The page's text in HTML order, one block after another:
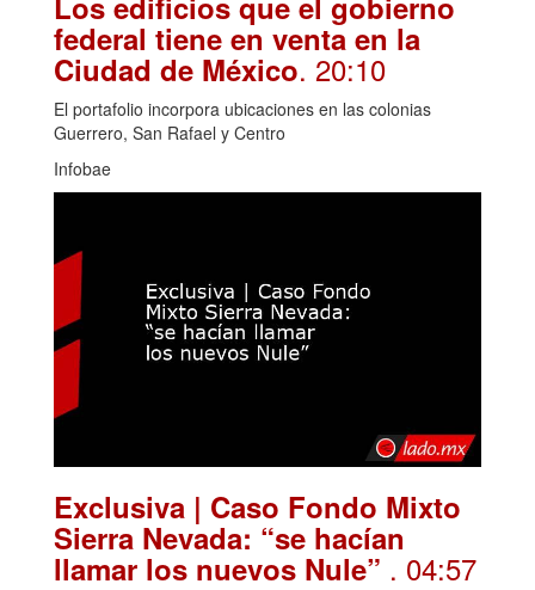
federal tiene en venta en la
Ciudad de México. 20:10
El portafolio incorpora ubicaciones en las colonias
Guerrero, San Rafael y Centro
Infobae
Exclusiva | Caso Fondo Mixto
Sierra Nevada: “se hacían
llamar los nuevos Nule” . 04:57